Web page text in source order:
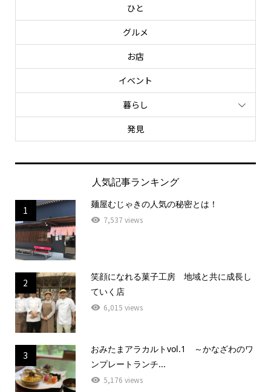
ひと
グルメ
お店
イベント
暮らし
発見
人気記事ランキング
1
麺屋むじゃきの人気の秘密とは！
7,537 views
2
笑顔になれる菓子工房 地域と共に成長し
ていく店
6,015 views
3
おみたまアラカルトvol.1 ～かなざわのワ
ンプレートランチ...
5,176 views